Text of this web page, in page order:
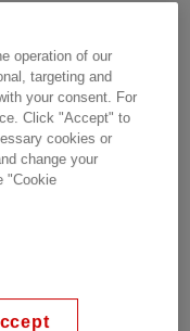
Vehicle to
터링 적용 옵션
터리 에너지 저
는 “전체 에
operation of our
targeting and
your consent. For
Click "Accept" to
cookies or
change your
"Cookie